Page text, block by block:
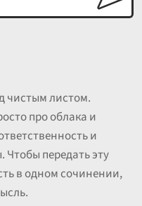
чистым листом.
про облака и
и
Чтобы передать эту
в одном сочинении,